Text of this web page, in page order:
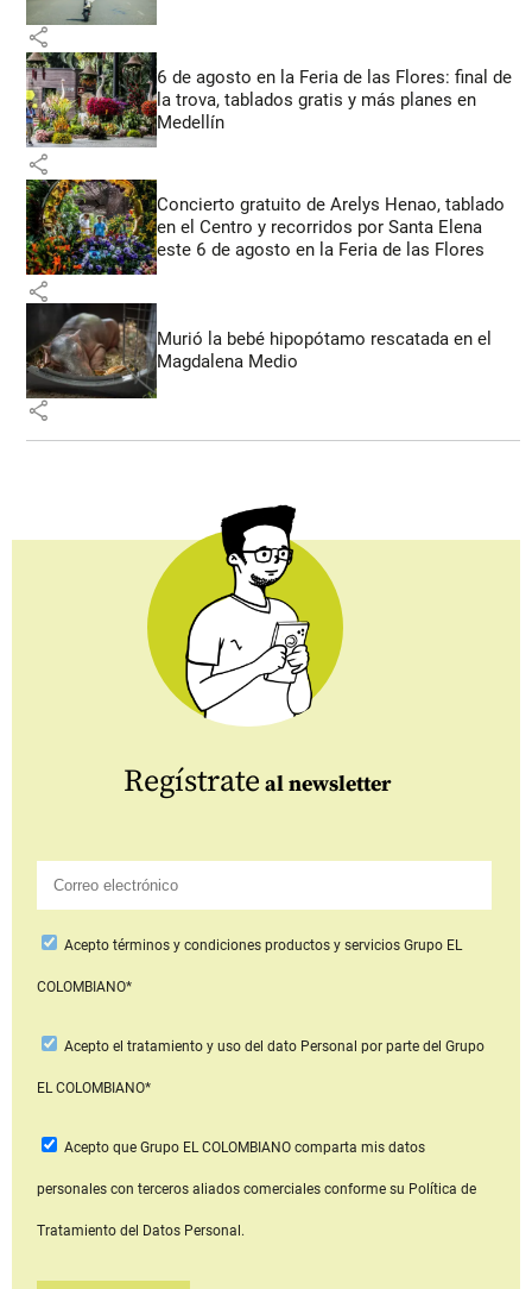
share
6 de agosto en la Feria de las Flores: final de
la trova, tablados gratis y más planes en
Medellín
share
Concierto gratuito de Arelys Henao, tablado
en el Centro y recorridos por Santa Elena
este 6 de agosto en la Feria de las Flores
share
Murió la bebé hipopótamo rescatada en el
Magdalena Medio
share
Regístrate al newsletter
Aceptotérminos y condiciones productos y serviciosGrupo EL
COLOMBIANO*
Acepto el tratamiento y uso del dato Personal por parte del Grupo
EL COLOMBIANO*
Acepto que Grupo EL COLOMBIANOcomparta mis datos
personales con terceros aliados comerciales conforme su Política de
Tratamiento del Datos Personal.